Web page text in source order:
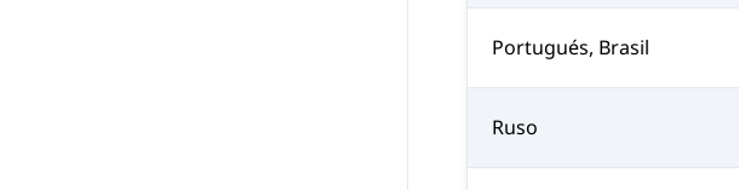
Portugués, Brasil
Ruso